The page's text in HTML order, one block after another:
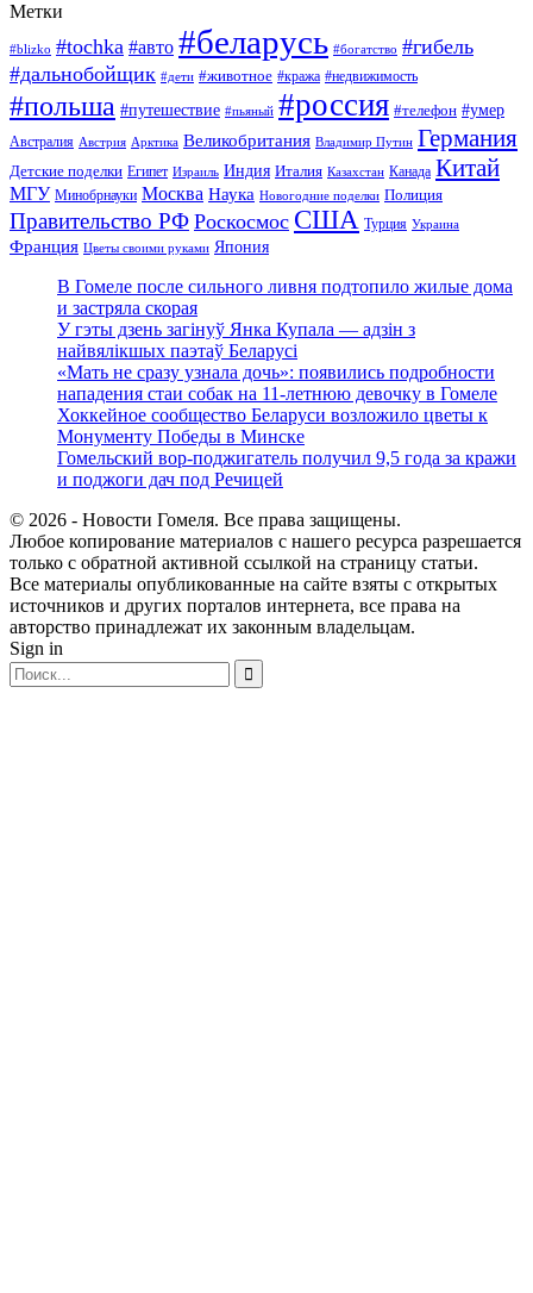
Метки
#blizko #tochka #авто #беларусь #богатство #гибель
#дальнобойщик #дети #животное #кража #недвижимость
#польша #путешествие #пьяный #россия #телефон #умер
Австралия Австрия Арктика Великобритания Владимир Путин Германия
Детские поделки Египет Израиль Индия Италия Казахстан Канада Китай
МГУ Минобрнауки Москва Наука Новогодние поделки Полиция
Правительство РФ Роскосмос США Турция Украина
Франция Цветы своими руками Япония
В Гомеле после сильного ливня подтопило жилые дома
и застряла скорая
У гэты дзень загінуў Янка Купала — адзін з
найвялікшых паэтаў Беларусі
«Мать не сразу узнала дочь»: появились подробности
нападения стаи собак на 11-летнюю девочку в Гомеле
Хоккейное сообщество Беларуси возложило цветы к
Монументу Победы в Минске
Гомельский вор-поджигатель получил 9,5 года за кражи
и поджоги дач под Речицей
© 2026 - Новости Гомеля. Все права защищены.
Любое копирование материалов с нашего ресурса разрешается
только с обратной активной ссылкой на страницу статьи.
Все материалы опубликованные на сайте взяты с открытых
источников и других порталов интернета, все права на
авторство принадлежат их законным владельцам.
Sign in